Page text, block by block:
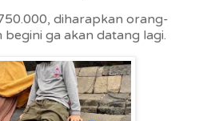
diharapkan orang-
ga akan datang lagi.